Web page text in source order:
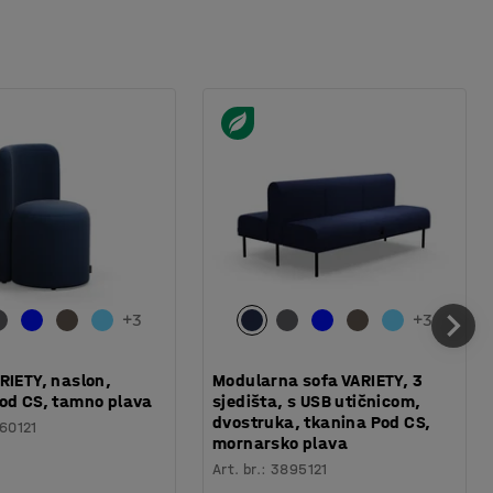
+3
naslon,
CS, tamno plava
+3
Modularna sofa VARIETY, 3
sjedišta, s USB utičnicom,
dvostruka, tkanina Pod CS,
mornarsko plava
Art. br.:3895121